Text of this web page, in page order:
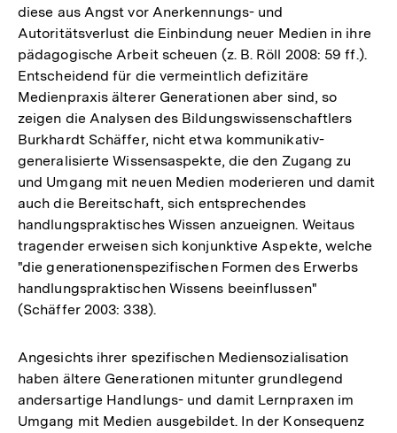
diese aus Angst vor Anerkennungs- und
Autoritätsverlust die Einbindung neuer Medien in ihre
pädagogische Arbeit scheuen (z. B. Röll 2008: 59 ff.).
Entscheidend für die vermeintlich defizitäre
Medienpraxis älterer Generationen aber sind, so
zeigen die Analysen des Bildungswissenschaftlers
Burkhardt Schäffer, nicht etwa kommunikativ-
generalisierte Wissensaspekte, die den Zugang zu
und Umgang mit neuen Medien moderieren und damit
auch die Bereitschaft, sich entsprechendes
handlungspraktisches Wissen anzueignen. Weitaus
tragender erweisen sich konjunktive Aspekte, welche
"die generationenspezifischen Formen des Erwerbs
handlungspraktischen Wissens beeinflussen"
(Schäffer 2003: 338).
Angesichts ihrer spezifischen Mediensozialisation
haben ältere Generationen mitunter grundlegend
andersartige Handlungs- und damit Lernpraxen im
Umgang mit Medien ausgebildet. In der Konsequenz